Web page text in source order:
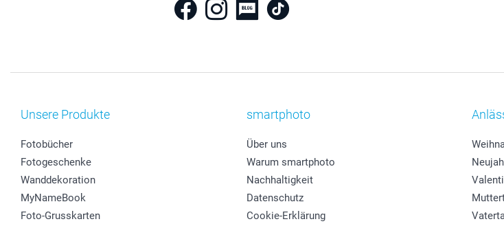
Unsere Produkte
Fotobücher
Fotogeschenke
Wanddekoration
MyNameBook
Foto-Grusskarten
smartphoto
Über uns
Warum smartphoto
Nachhaltigkeit
Datenschutz
Cookie-Erklärung